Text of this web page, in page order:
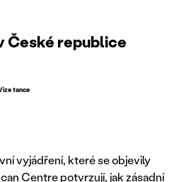
České republice
tance
vyjádření, které se objevily
Centre potvrzují, jak zásadní